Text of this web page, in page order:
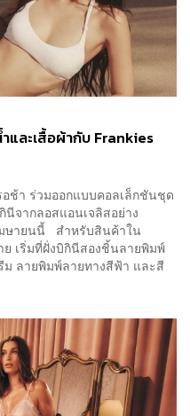
และเสื้อผ้ากับ Frankies
อช้า ร่วมออกแบบคอลเล็กชันชุด
จากลอสแอนเจลิสอย่าง
มษายนนี้ สำหรับสินค้าใน
เริ่มที่ฝั่งบิกินีสองชิ้นลายพิมพ์
ลายพิมพ์ลายทางสีฟ้า และสี